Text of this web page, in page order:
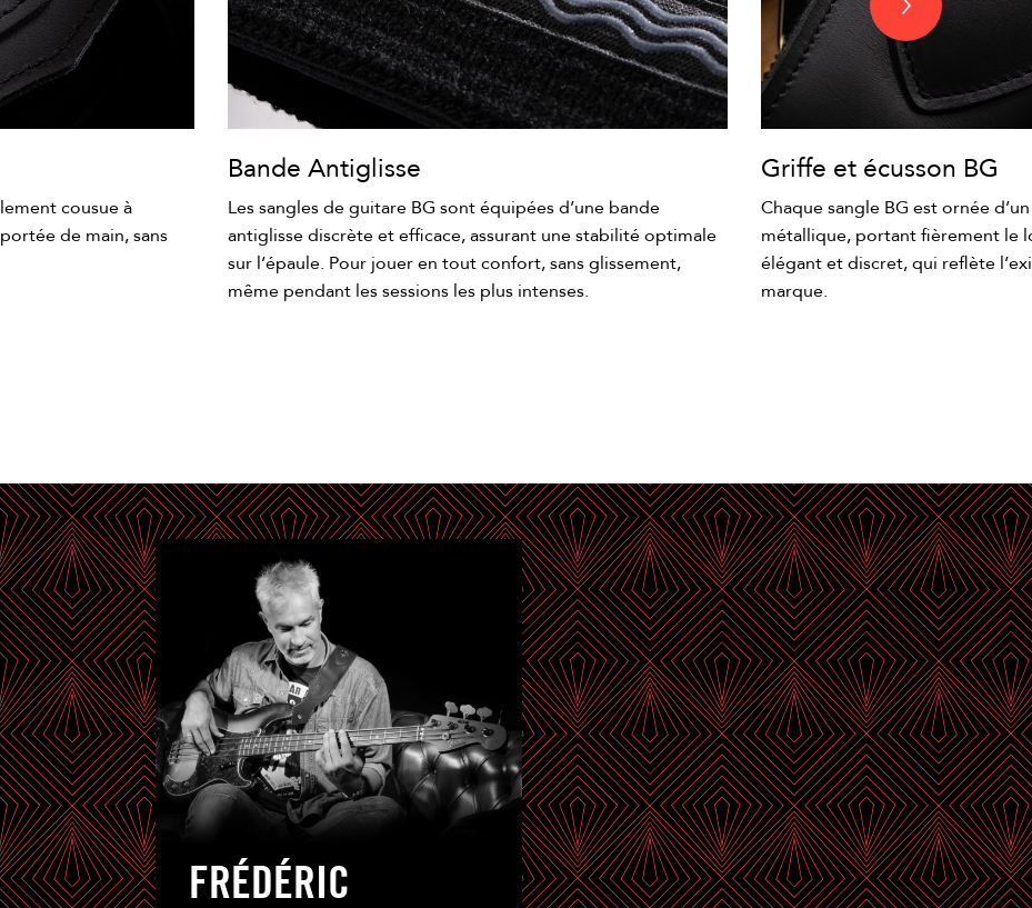
cousue à
de main, sans
Bande Antiglisse
Les sangles de guitare BG sont équipées d’une bande
antiglisse discrète et efficace, assurant une stabilité optimale
sur l’épaule. Pour jouer en tout confort, sans glissement,
même pendant les sessions les plus intenses.
Griffe et écusson BG
Chaque sangle BG est ornée
métallique, portant fièrement le
élégant et discret, qui reflète
marque.
FRÉDÉRIC